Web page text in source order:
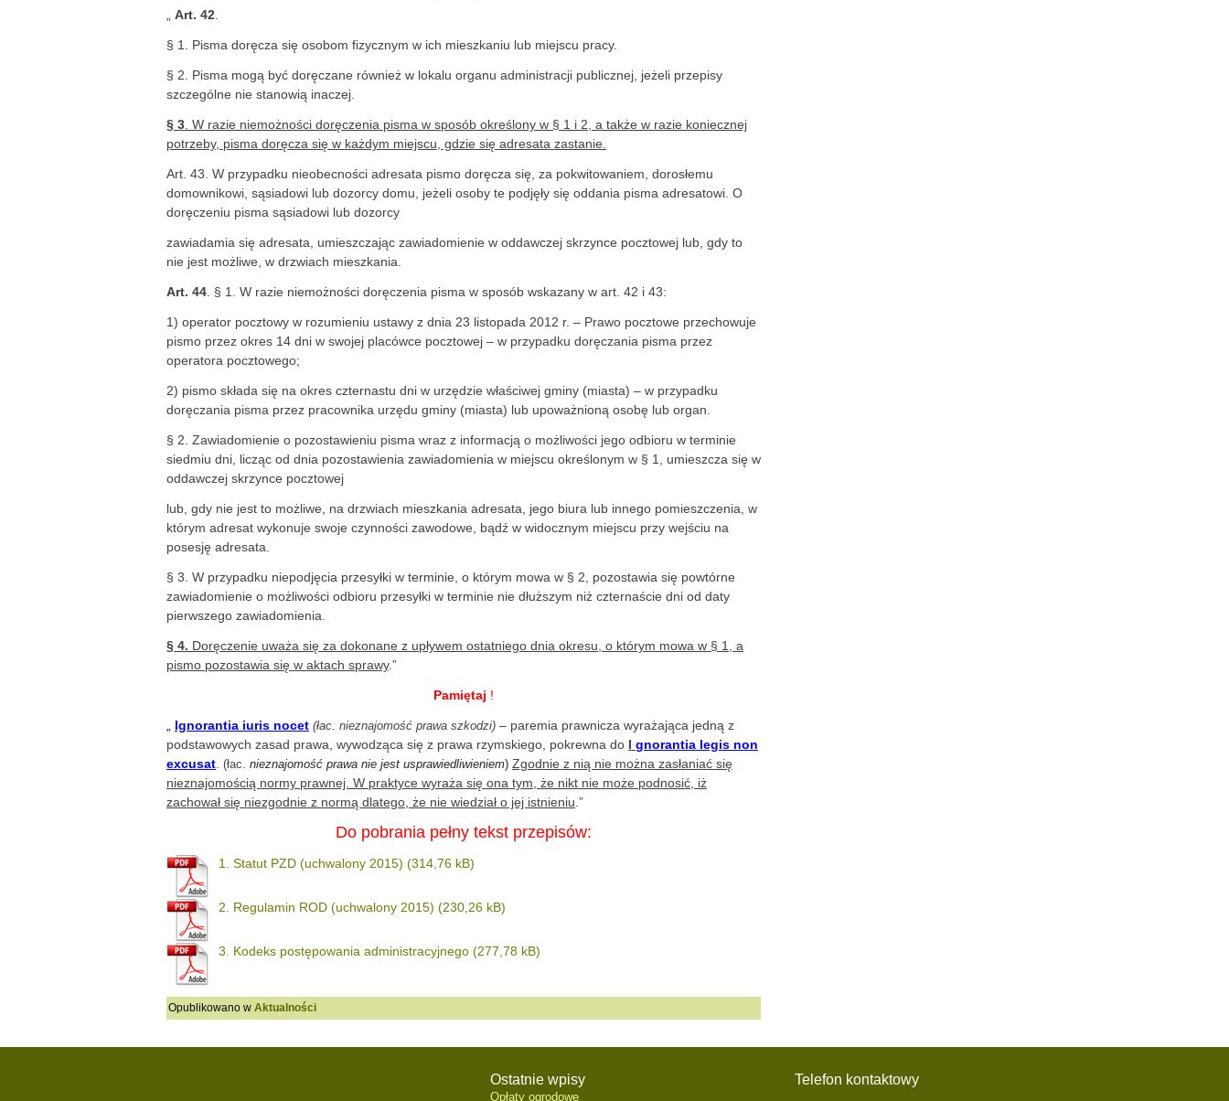
Art. 42
§ 1. Pisma doręcza się osobom fizycznym w ich mieszkaniu lub miejscu pracy.
§ 2. Pisma mogą być doręczane również w lokalu organu administracji publicznej, jeżeli przepisy
szczególne nie stanowią inaczej.
§ 3 . W razie niemożności doręczenia pisma w sposób określony w § 1 i 2, a także w razie koniecznej
potrzeby, pisma doręcza się w każdym miejscu, gdzie się adresata zastanie.
Art. 43. W przypadku nieobecności adresata pismo doręcza się, za pokwitowaniem, dorosłemu
domownikowi, sąsiadowi lub dozorcy domu, jeżeli osoby te podjęły się oddania pisma adresatowi. O
doręczeniu pisma sąsiadowi lub dozorcy
zawiadamia się adresata, umieszczając zawiadomienie w oddawczej skrzynce pocztowej lub, gdy to
nie jest możliwe, w drzwiach mieszkania.
Art. 44 . § 1. W razie niemożności doręczenia pisma w sposób wskazany w art. 42 i 43:
1) operator pocztowy w rozumieniu ustawy z dnia 23 listopada 2012 r. – Prawo pocztowe przechowuje
pismo przez okres 14 dni w swojej placówce pocztowej – w przypadku doręczania pisma przez
operatora pocztowego;
2) pismo składa się na okres czternastu dni w urzędzie właściwej gminy (miasta) – w przypadku
doręczania pisma przez pracownika urzędu gminy (miasta) lub upoważnioną osobę lub organ.
§ 2. Zawiadomienie o pozostawieniu pisma wraz z informacją o możliwości jego odbioru w terminie
siedmiu dni, licząc od dnia pozostawienia zawiadomienia w miejscu określonym w § 1, umieszcza się w
oddawczej skrzynce pocztowej
lub, gdy nie jest to możliwe, na drzwiach mieszkania adresata, jego biura lub innego pomieszczenia, w
którym adresat wykonuje swoje czynności zawodowe, bądź w widocznym miejscu przy wejściu na
posesję adresata.
§ 3. W przypadku niepodjęcia przesyłki w terminie, o którym mowa w § 2, pozostawia się powtórne
zawiadomienie o możliwości odbioru przesyłki w terminie nie dłuższym niż czternaście dni od daty
pierwszego zawiadomienia.
§ 4. Doręczenie uważa się za dokonane z upływem ostatniego dnia okresu, o którym mowa w § 1, a
pismo pozostawia się w aktach sprawy.”
Pamiętaj !
Ignorantia iuris nocet (łac. nieznajomość prawa szkodzi) – paremia prawnicza wyrażająca jedną z
podstawowych zasad prawa, wywodząca się z prawa rzymskiego, pokrewna do I gnorantia legis non
excusat (łac. nieznajomość prawa nie jest usprawiedliwieniem) Zgodnie z nią nie można zasłaniać się
nieznajomością normy prawnej. W praktyce wyraża się ona tym, że nikt nie może podnosić, iż
zachował się niezgodnie z normą dlatego, że nie wiedział o jej istnieniu .”
Do pobrania pełny tekst przepisów:
1. Statut PZD (uchwalony 2015)
2. Regulamin ROD (uchwalony 2015)
3. Kodeks postępowania administracyjnego
Opublikowano w Aktualności
Ostatnie wpisy
Opłaty ogrodowe
Telefon kontaktowy